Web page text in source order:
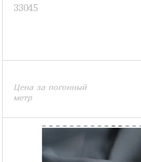
33045
Цена за погонный
метр